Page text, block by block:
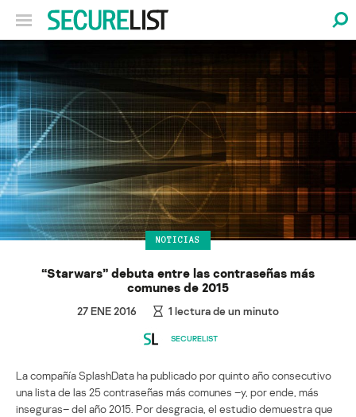
NOTICIAS
“Starwars” debuta entre las contraseñas más
comunes de 2015
27 ENE 2016 1 lectura de un minuto
SECURELIST
La compañía SplashData ha publicado por quinto año consecutivo
una lista de las 25 contraseñas más comunes –y, por ende, más
inseguras– del año 2015. Por desgracia, el estudio demuestra que